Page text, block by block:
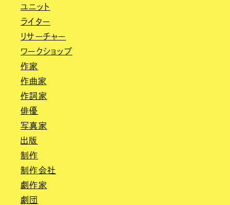
ユニット
ライター
リサーチャー
ワークショップ
作家
作曲家
作詞家
俳優
写真家
出版
制作
制作会社
劇作家
劇団